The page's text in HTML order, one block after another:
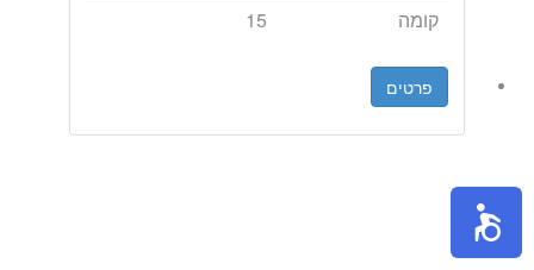
קומה
15
פרטים